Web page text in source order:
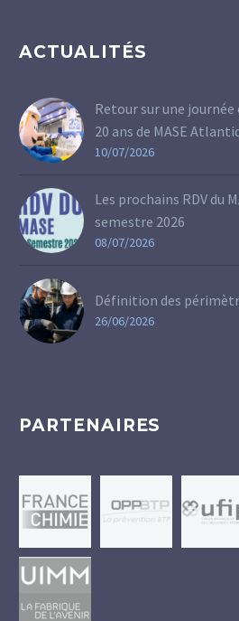
ACTUALITÉS
Retour sur une
20 ans de MASE
10/07/2026
Les prochains RDV du
semestre 2026
08/07/2026
Définition des
26/06/2026
PARTENAIRES